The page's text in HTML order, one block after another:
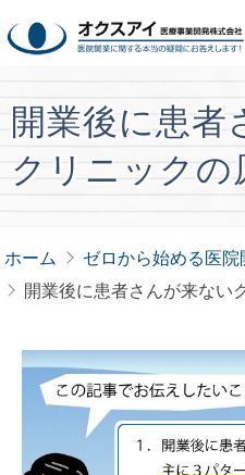
開業後に患者
クリニックの
ホーム
ゼロから始める医
開業後に患者さんが来ない